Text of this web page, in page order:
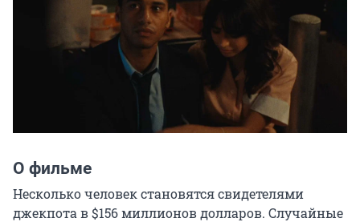
О фильме
Несколько человек становятся свидетелями
джекпота в $156 миллионов долларов. Случайные